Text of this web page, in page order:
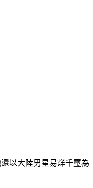
以大陸男星易烊千璽為